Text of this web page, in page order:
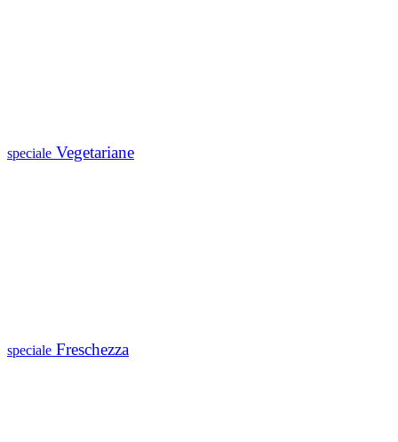
speciale Vegetariane
speciale Freschezza